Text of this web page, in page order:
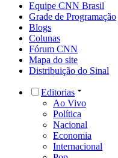
Equipe CNN Brasil
Grade de Programação
Blogs
Colunas
Fórum CNN
Mapa do site
Distribuição do Sinal
Editorias
Ao Vivo
Política
Nacional
Economia
Internacional